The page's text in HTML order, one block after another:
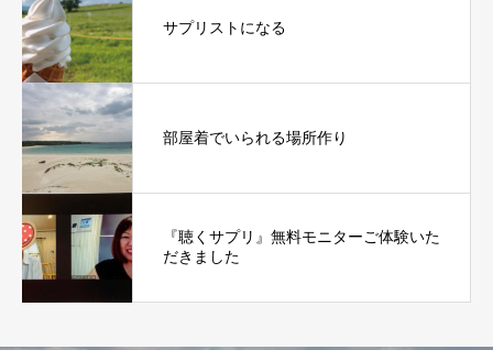
サプリストになる
部屋着でいられる場所作り
『聴くサプリ』無料モニターご体験いた
だきました